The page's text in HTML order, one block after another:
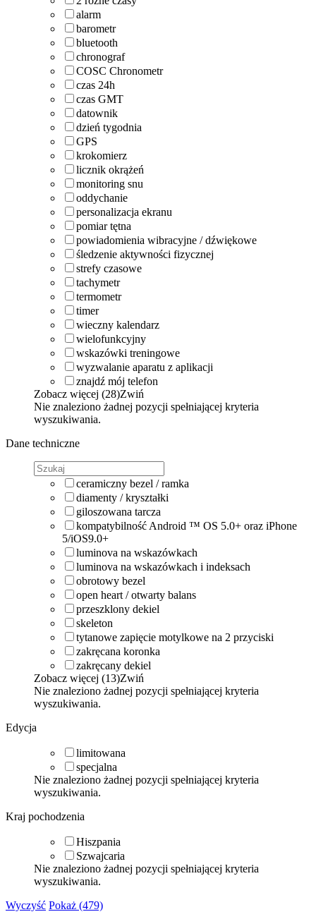
alarm
barometr
bluetooth
chronograf
COSC Chronometr
czas 24h
czas GMT
datownik
dzień tygodnia
GPS
krokomierz
licznik okrążeń
monitoring snu
oddychanie
personalizacja ekranu
pomiar tętna
powiadomienia wibracyjne / dźwiękowe
śledzenie aktywności fizycznej
strefy czasowe
tachymetr
termometr
timer
wieczny kalendarz
wielofunkcyjny
wskazówki treningowe
wyzwalanie aparatu z aplikacji
znajdź mój telefon
Zobacz więcej (28)Zwiń
Nie znaleziono żadnej pozycji spełniającej kryteria
wyszukiwania.
Dane techniczne
ceramiczny bezel / ramka
diamenty / kryształki
giloszowana tarcza
kompatybilność Android ™ OS 5.0+ oraz iPhone
5/iOS9.0+
luminova na wskazówkach
luminova na wskazówkach i indeksach
obrotowy bezel
open heart / otwarty balans
przeszklony dekiel
skeleton
tytanowe zapięcie motylkowe na 2 przyciski
zakręcana koronka
zakręcany dekiel
Zobacz więcej (13)Zwiń
Nie znaleziono żadnej pozycji spełniającej kryteria
wyszukiwania.
Edycja
limitowana
specjalna
Nie znaleziono żadnej pozycji spełniającej kryteria
wyszukiwania.
Kraj pochodzenia
Hiszpania
Szwajcaria
Nie znaleziono żadnej pozycji spełniającej kryteria
wyszukiwania.
Wyczyść Pokaż (479)